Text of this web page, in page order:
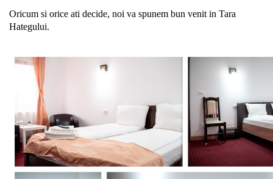
Oricum si orice ati decide, noi va spunem bun venit in Tara
Hategului.